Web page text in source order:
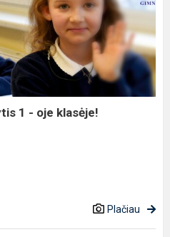
1 - oje klasėje!
Plačiau